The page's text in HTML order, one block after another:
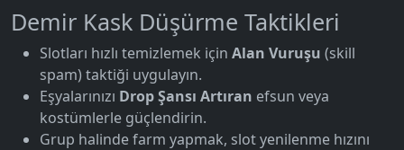
Demir Kask Düşürme Taktikleri
Slotları hızlı temizlemek için Alan Vuruşu (skill
spam) taktiği uygulayın.
Eşyalarınızı Drop Şansı Artıran efsun veya
kostümlerle güçlendirin.
Grup halinde farm yapmak, slot yenilenme hızını